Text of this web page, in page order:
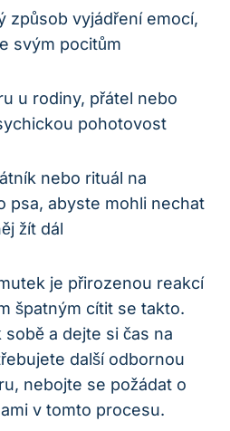
způsob vyjádření emocí,
svým pocitům
u rodiny, přátel nebo
pohotovost
nebo rituál na
psa, abyste mohli nechat
žít dál
je přirozenou reakcí
špatným cítit se takto.
a dejte si čas na
další odbornou
nebojte se požádat o
v tomto procesu.